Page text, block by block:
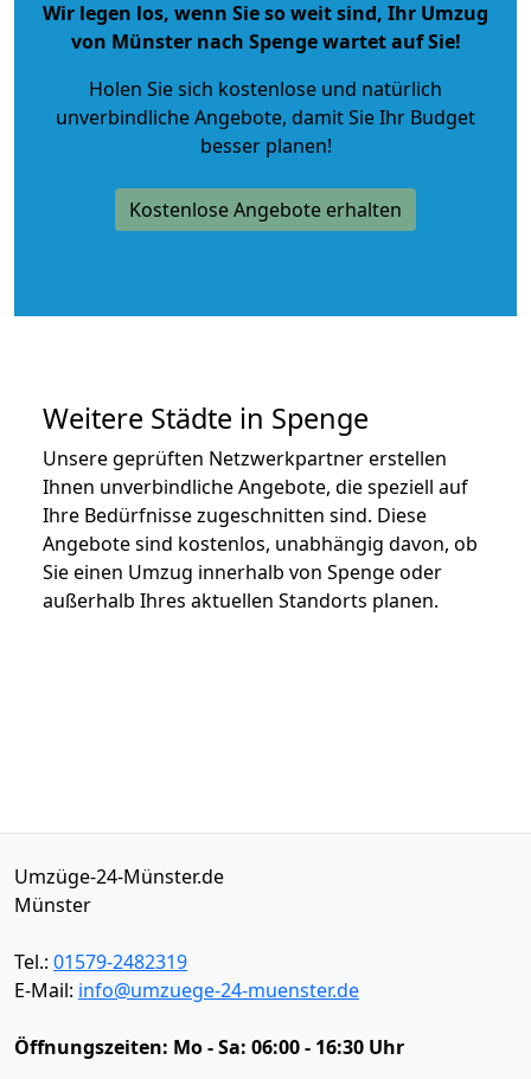
Wir legen los, wenn Sie so weit sind, Ihr Umzug
von Münster nach Spenge wartet auf Sie!
Holen Sie sich kostenlose und natürlich
unverbindliche Angebote, damit Sie Ihr Budget
besser planen!
Kostenlose Angebote erhalten
Weitere Städte in Spenge
Unsere geprüften Netzwerkpartner erstellen
Ihnen unverbindliche Angebote, die speziell auf
Ihre Bedürfnisse zugeschnitten sind. Diese
Angebote sind kostenlos, unabhängig davon, ob
Sie einen Umzug innerhalb von Spenge oder
außerhalb Ihres aktuellen Standorts planen.
Umzüge-24-Münster.de
Münster
Tel.: 01579-2482319
E-Mail: info@umzuege-24-muenster.de
Öffnungszeiten: Mo - Sa: 06:00 - 16:30 Uhr